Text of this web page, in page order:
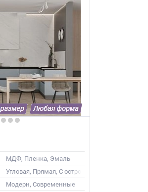
МДФ, Пленка, Эмаль
Угловая, Прямая, С островом
Модерн, Современные